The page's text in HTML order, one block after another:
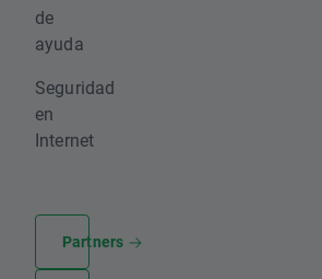
de
ayuda
Seguridad
en
Internet
Partners